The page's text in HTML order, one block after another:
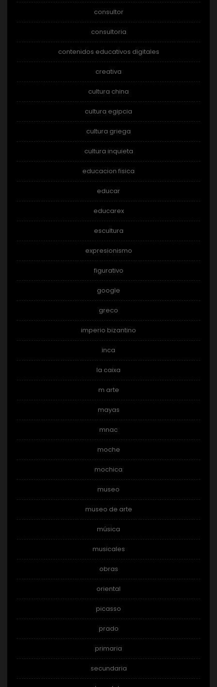
consultor
consultoria
contenidos educativos digitales
creativa
cultura china
cultura egipcia
cultura griega
cultura inquieta
educacion fisica
educar
educarex
escultura
expresionismo
figurativo
google
greco
imperio bizantino
inca
la caixa
m arte
mayas
mnac
moche
mochica
museo
museo de arte
música
musicales
obras
oriental
picasso
prado
primaria
secundaria